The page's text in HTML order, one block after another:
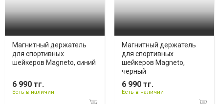
Магнитный держатель
для спортивных
шейкеров Magneto, синий
6 990 тг.
Есть в наличии
Магнитный держатель
для спортивных
шейкеров Magneto,
черный
6 990 тг.
Есть в наличии